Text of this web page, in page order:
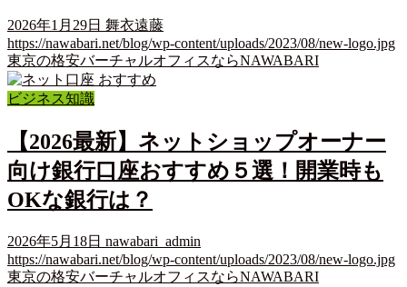
2026年1月29日 舞衣遠藤
https://nawabari.net/blog/wp-content/uploads/2023/08/new-logo.jpg
東京の格安バーチャルオフィスならNAWABARI
ビジネス知識
【2026最新】ネットショップオーナー
向け銀行口座おすすめ５選！開業時も
OKな銀行は？
2026年5月18日 nawabari_admin
https://nawabari.net/blog/wp-content/uploads/2023/08/new-logo.jpg
東京の格安バーチャルオフィスならNAWABARI